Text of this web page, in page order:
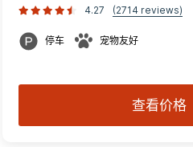
4.27
(2714 reviews)
停车 宠物友好
查看价格